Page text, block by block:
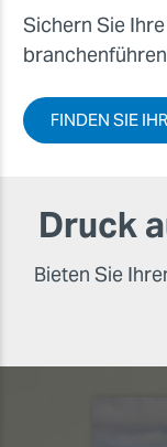
Sichern Sie
FINDEN SIE
Druck
Bieten Sie